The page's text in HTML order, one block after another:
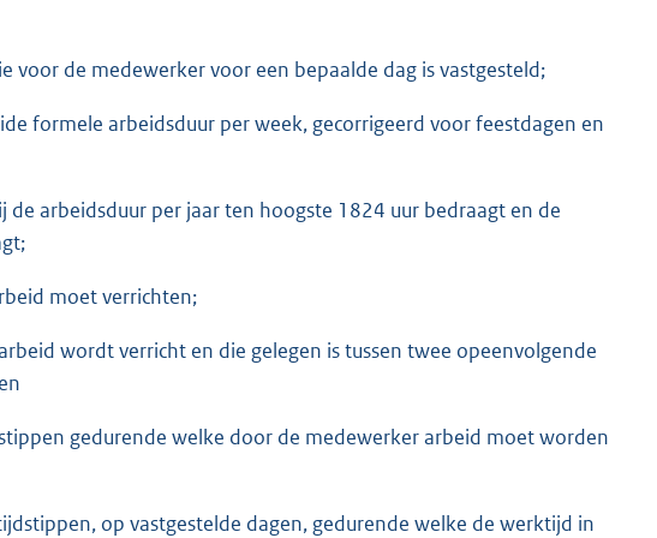
voor de medewerker voor een bepaalde dag is vastgesteld;
formele arbeidsduur per week, gecorrigeerd voor feestdagen en
de arbeidsduur per jaar ten hoogste 1824 uur bedraagt en de
moet verrichten;
wordt verricht en die gelegen is tussen twee opeenvolgende
gedurende welke door de medewerker arbeid moet worden
op vastgestelde dagen, gedurende welke de werktijd in